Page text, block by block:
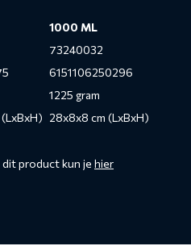
1000 ML
73240032
6151106250296
1225 gram
28x8x8 cm (LxBxH)
dit product kun je hier